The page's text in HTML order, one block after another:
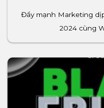
Đẩy mạnh Marketing
2024 cùng